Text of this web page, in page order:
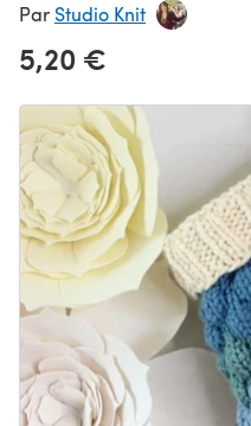
Par Studio Knit
5,20 €